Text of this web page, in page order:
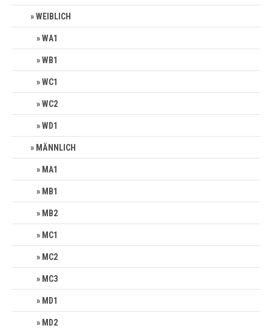
WEIBLICH
WA1
WB1
WC1
WC2
WD1
MÄNNLICH
MA1
MB1
MB2
MC1
MC2
MC3
MD1
MD2